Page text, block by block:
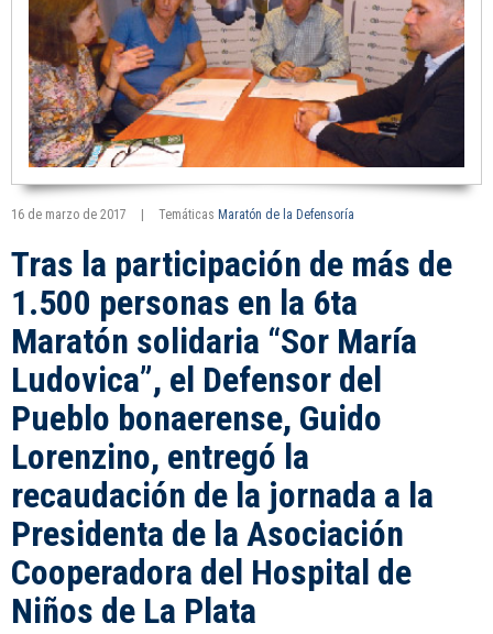
16 de marzo de 2017 Temáticas Maratón de la Defensoría
Tras la participación de más de
1.500 personas en la 6ta
Maratón solidaria “Sor María
Ludovica”, el Defensor del
Pueblo bonaerense, Guido
Lorenzino, entregó la
recaudación de la jornada a la
Presidenta de la Asociación
Cooperadora del Hospital de
Niños de La Plata